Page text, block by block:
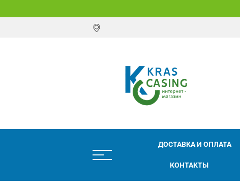
ДОСТАВКА И ОПЛАТА
КОНТАКТЫ